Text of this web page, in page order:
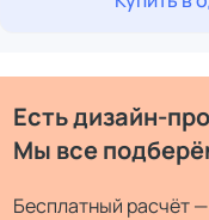
Есть дизайн-
Мы все
Бесплатный расчёт